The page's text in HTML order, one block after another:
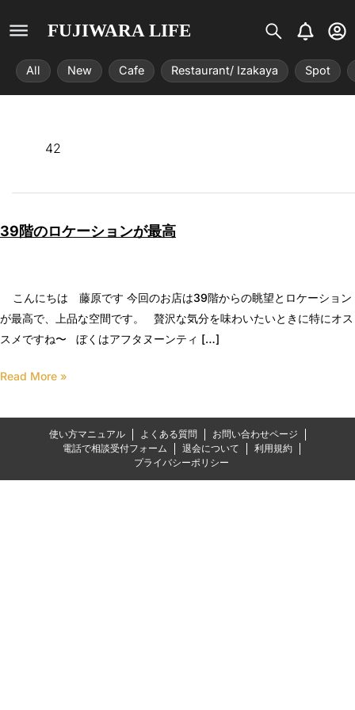
FUJIWARA LIFE
S
i
s
t
r
B
e
l
l
U
s
e
r
-
All New Cafe Restaurant/ Izakaya Spot
42
39階のロケーションが最高
こんにちは 藤原です 今回のお店は39階からの眺望とロケーション
が最高で、上品な空間です。 贅沢な気分を味わいたいときに特にオス
スメですね〜 ぼくはアフタヌーンティ […]
Read More »
使い方マニュアル よくある質問
お問い合わせページ
電話で相談受付フォーム
退会について
利用規約
プライバシーポリシー